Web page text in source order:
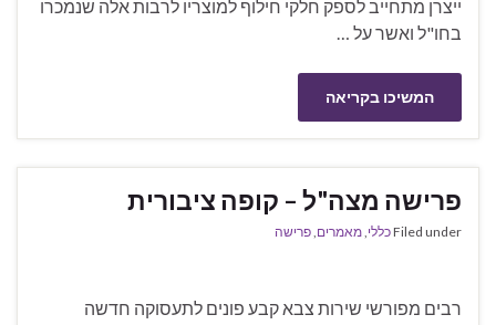
ייצרן מתחייב לספק חלקי חילוף למוצריו לרבות אלה שנמכרו
בחו"ל ואשר על …
המשיכו בקריאה
פרישה מצה"ל – קופה ציבורית
Filed underכללי,מאמרים,פרישה
רבים מפורשי שירות צבא קבע פונים לתעסוקה חדשה